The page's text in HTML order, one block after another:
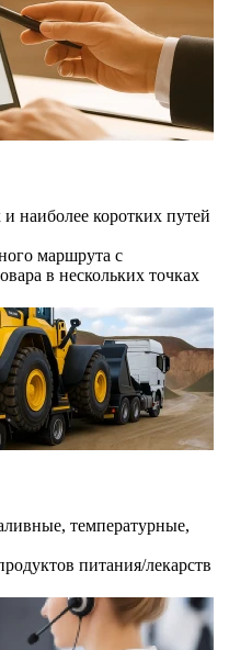
наиболее коротких путей
маршрута с
в нескольких точках
температурные,
питания/лекарств